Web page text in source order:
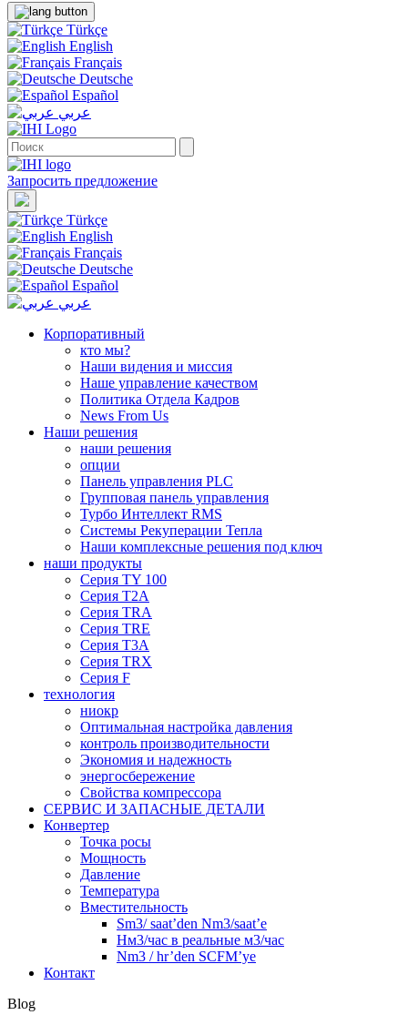
Türkçe
English
Français
Deutsche
Español
عربي
Запросить предложение
Türkçe
English
Français
Deutsche
Español
عربي
Корпоративный
кто мы?
Наши видения и миссия
Наше управление качеством
Политика Отдела Кадров
News From Us
Наши решения
наши решения
опции
Панель управления PLC
Групповая панель управления
Турбо Интеллект RMS
Системы Рекуперации Тепла
Наши комплексные решения под ключ
наши продукты
Серия TY 100
Серия Т2А
Серия TRA
Серия TRE
Серия Т3А
Серия TRX
Серия F
технология
ниокр
Оптимальная настройка давления
контроль производительности
Экономия и надежность
энергосбережение
Свойства компрессора
СЕРВИС И ЗАПАСНЫЕ ДЕТАЛИ
Конвертер
Точка росы
Мощность
Давление
Температура
Вместительность
Sm3/ saat’den Nm3/saat’e
Нм3/час в реальные м3/час
Nm3 / hr’den SCFM’ye
Контакт
Blog